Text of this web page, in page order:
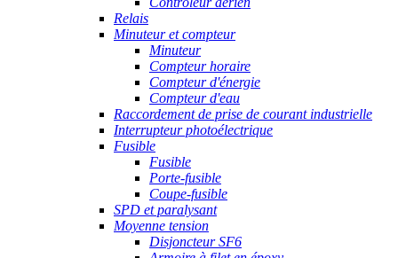
Relais
Minuteur et compteur
Minuteur
Compteur horaire
Compteur d'énergie
Compteur d'eau
Raccordement de prise de courant industrielle
Interrupteur photoélectrique
Fusible
Fusible
Porte-fusible
Coupe-fusible
SPD et paralysant
Moyenne tension
Disjoncteur SF6